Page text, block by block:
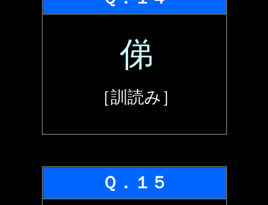
俤
［訓読み］
Ｑ．１５